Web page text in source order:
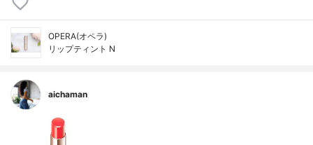
OPERA(オペラ)
リップティント N
aichaman